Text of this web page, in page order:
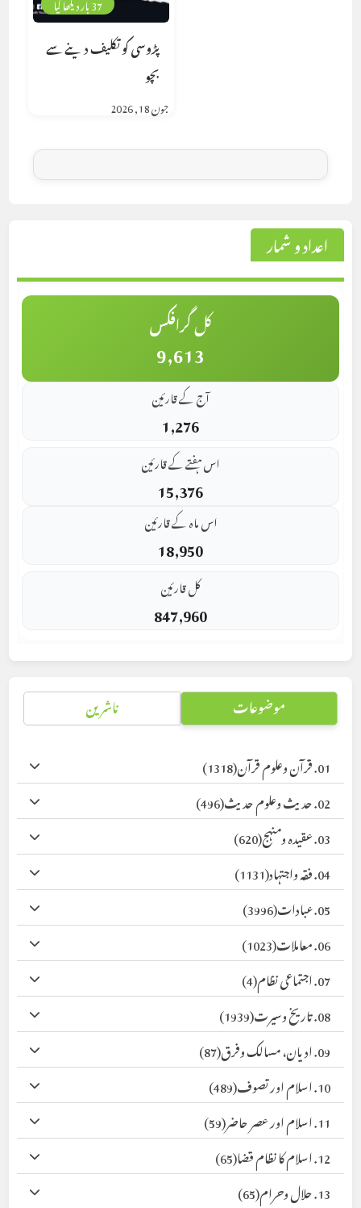
پڑوسی کو تکلیف دینے سے
بچو
جون 18, 2026
اعداد و شمار
کل گرافکس
9,613
آج کے قارئین
1,276
اس ہفتے کے قارئین
15,376
اس ماہ کے قارئین
18,950
کل قارئین
847,960
موضوعات ناشرین
01. قرآن وعلوم قرآن
(1318)
02. حدیث وعلوم حدیث
(496)
03. عقیدہ ومنہج
(620)
04. فقہ واجتہاد
(1131)
05. عبادات
(3996)
06. معاملات
(1023)
07. اجتماعی نظام
(4)
08. تاریخ وسیرت
(1939)
09. ادیان، مسالک وفرق
(87)
10. اسلام اور تصوف
(489)
11. اسلام اور عصر حاضر
(59)
12. اسلام کا نظام قضا
(65)
13. حلال وحرام
(65)